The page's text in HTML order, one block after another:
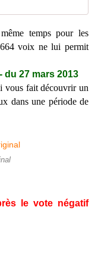
temps pour les
voix ne lui permit
du 27 mars 2013
vous fait découvrir un
dans une période de
le vote négatif